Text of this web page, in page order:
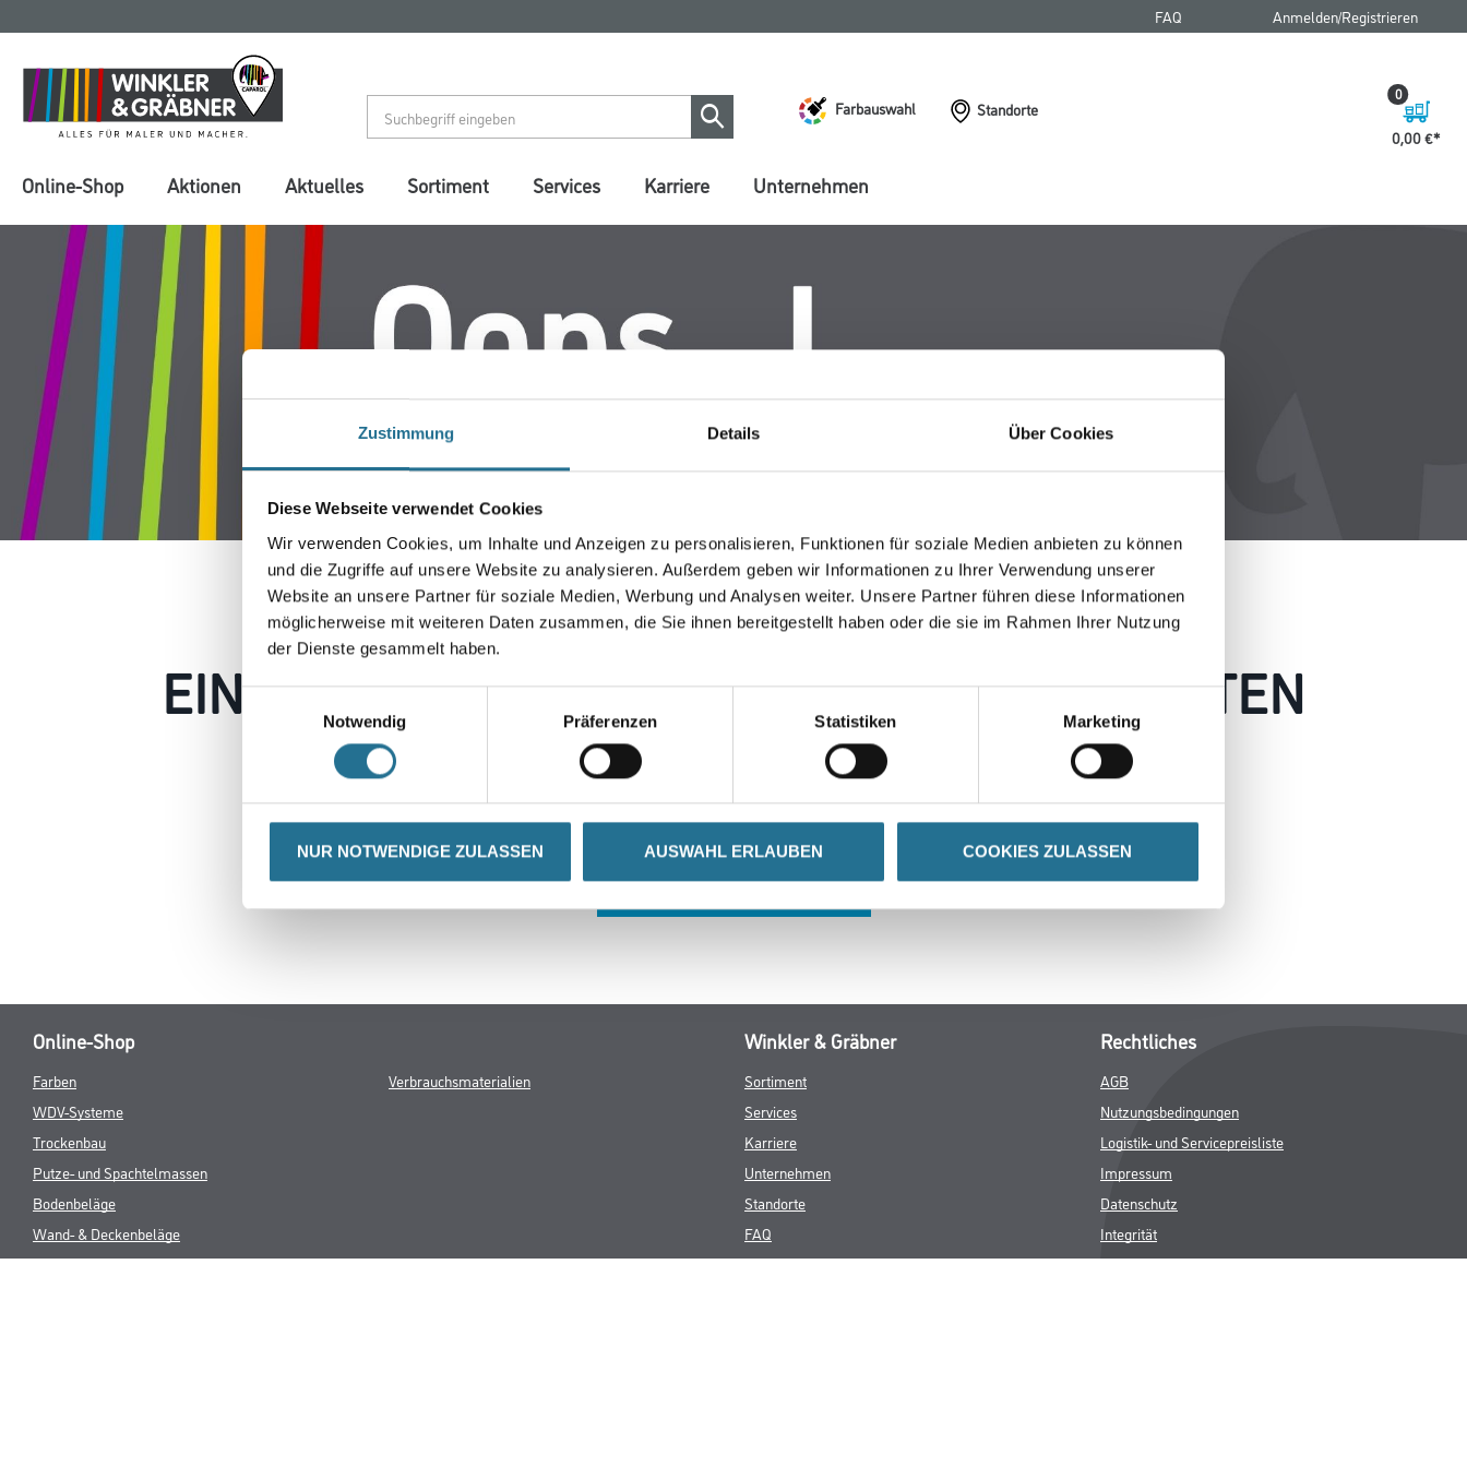
Zustimmung Details Über Cookies
Diese Webseite verwendet Cookies
Wir verwenden Cookies, um Inhalte und Anzeigen zu personalisieren, Funktionen für soziale Medien anbieten zu können
und die Zugriffe auf unsere Website zu analysieren. Außerdem geben wir Informationen zu Ihrer Verwendung unserer
Website an unsere Partner für soziale Medien, Werbung und Analysen weiter. Unsere Partner führen diese Informationen
möglicherweise mit weiteren Daten zusammen, die Sie ihnen bereitgestellt haben oder die sie im Rahmen Ihrer Nutzung
der Dienste gesammelt haben.
Notwendig
Präferenzen Statistiken Marketing
NUR NOTWENDIGE ZULASSEN AUSWAHL ERLAUBEN COOKIES ZULASSEN
springen
springen
FAQ Anmelden/Registrieren
Farbauswahl
Standorte
0,00 €
0
Online-Shop Aktionen Aktuelles Sortiment Services Karriere Unternehmen
EIN KLEINER ZWISCHENFALL IST AUFGETRETEN
Keine Sorge, wir pinseln schon an der Lösung und werden das Problem so schnell wie möglich beheben.
Erkunden Sie in der Zwischenzeit unseren Online-Shop und lassen Sie sich inspirieren.
Online-Shop
Farben
WDV-Systeme
Trockenbau
Putze- und Spachtelmassen
Bodenbeläge
Wand- & Deckenbeläge
Werkzeuge & Maschinen
Verbrauchsmaterialien
Winkler & Gräbner
Sortiment
Services
Karriere
Unternehmen
Standorte
FAQ
Rechtliches
AGB
Nutzungsbedingungen
Logistik- und Servicepreisliste
Impressum
Datenschutz
Integrität
Kontakt